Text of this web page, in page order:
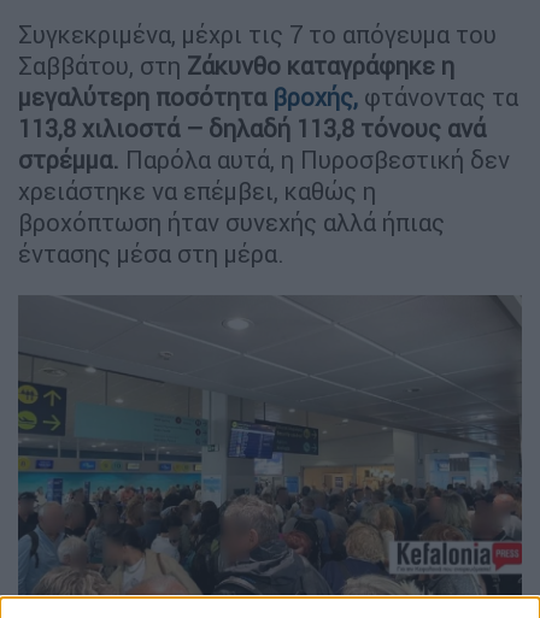
Συγκεκριμένα, μέχρι τις 7 το απόγευμα του
Σαββάτου, στη Ζάκυνθο καταγράφηκε η
μεγαλύτερη ποσότητα βροχής, φτάνοντας τα
113,8 χιλιοστά – δηλαδή 113,8 τόνους ανά
στρέμμα. Παρόλα αυτά, η Πυροσβεστική δεν
χρειάστηκε να επέμβει, καθώς η
βροχόπτωση ήταν συνεχής αλλά ήπιας
έντασης μέσα στη μέρα.